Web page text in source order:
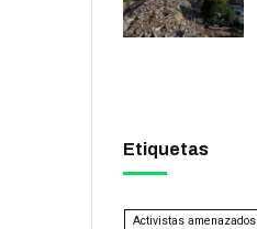
Etiquetas
Activistas amenazados